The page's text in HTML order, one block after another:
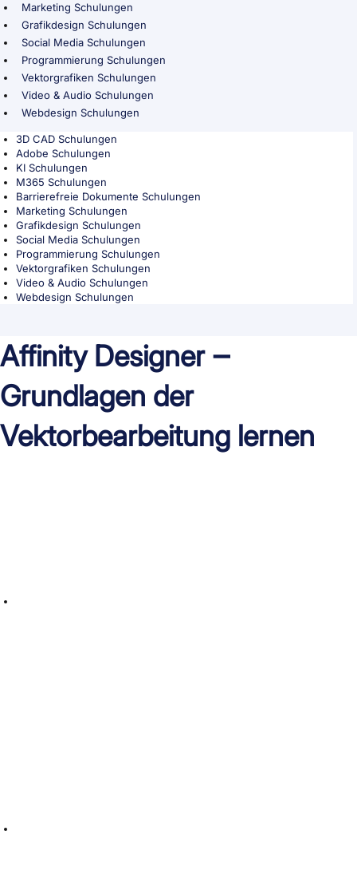
Marketing Schulungen
Grafikdesign Schulungen
Social Media Schulungen
Programmierung Schulungen
Vektorgrafiken Schulungen
Video & Audio Schulungen
Webdesign Schulungen
3D CAD Schulungen
Adobe Schulungen
KI Schulungen
M365 Schulungen
Barrierefreie Dokumente Schulungen
Marketing Schulungen
Grafikdesign Schulungen
Social Media Schulungen
Programmierung Schulungen
Vektorgrafiken Schulungen
Video & Audio Schulungen
Webdesign Schulungen
Affinity Designer ‒
Grundlagen der
Vektorbearbeitung lernen